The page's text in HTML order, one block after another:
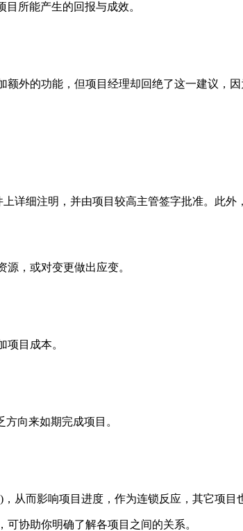
所能产生的回报与成效。
的功能，但项目经理却回绝了这一建议，因
细注明，并由项目较高主管签字批准。此外
，或对变更做出应变。
目成本。
向来如期完成项目。
而影响项目进度，作为连锁反应，其它项目
协助你明确了解各项目之间的关系。